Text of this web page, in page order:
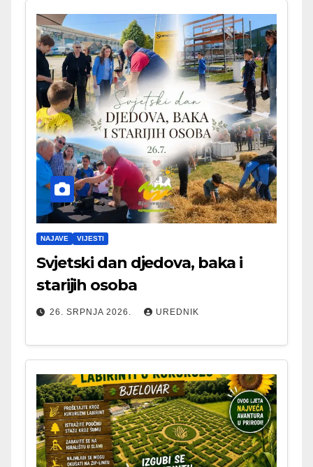
NAJAVE VIJESTI
Svjetski dan djedova, baka i
starijih osoba
26. SRPNJA 2026. UREDNIK